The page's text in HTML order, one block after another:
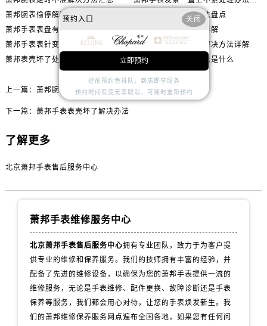
萧邦腕表偷停解决方法汇总
萧邦机芯受损处理方法盘点
萧邦手表表盘有划痕怎么修复
萧邦进灰了处理方法详解
萧邦手表表针变色处理办法深度解析 萧邦腕表表蒙子坏了解决方法详解
萧邦表壳坏了处理方法
萧邦发条坏了解决方法是什么
上一篇： 萧邦腕表表针掉了处理办法推荐
下一篇： 萧邦手表表壳坏了解决办法
了解更多
北京萧邦手表售后服务中心
萧邦手表维修服务中心
北京萧邦手表售后服务中心拥有专业团队，致力于为客户提
供专业的维修和保养服务。我们的技师拥有丰富的经验，并
配备了先进的维修设备，以确保为您的萧邦手表提供一流的
维修服务，无论是手表维修、配件更换、故障诊断还是手表
保养等服务，我们都会用心对待，让您的手表焕发新生。我
们的萧邦维修保养服务网点遍布全国各地，如果您有任何问
预约入口 关闭
立即预约
提前预约免排队，到店即享服务
预约时间有变无需取消，可随时重新预约